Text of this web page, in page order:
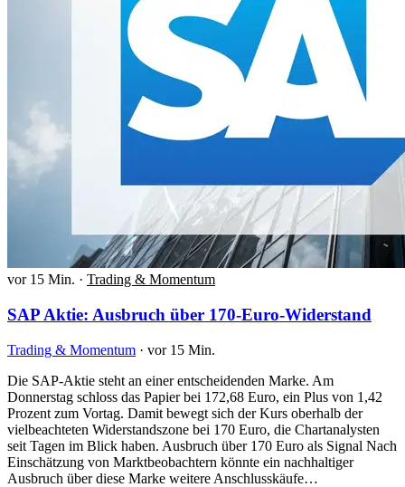
vor 15 Min. · Trading & Momentum
SAP Aktie: Ausbruch über 170-Euro-Widerstand
Trading & Momentum · vor 15 Min.
Die SAP-Aktie steht an einer entscheidenden Marke. Am
Donnerstag schloss das Papier bei 172,68 Euro, ein Plus von 1,42
Prozent zum Vortag. Damit bewegt sich der Kurs oberhalb der
vielbeachteten Widerstandszone bei 170 Euro, die Chartanalysten
seit Tagen im Blick haben. Ausbruch über 170 Euro als Signal Nach
Einschätzung von Marktbeobachtern könnte ein nachhaltiger
Ausbruch über diese Marke weitere Anschlusskäufe…